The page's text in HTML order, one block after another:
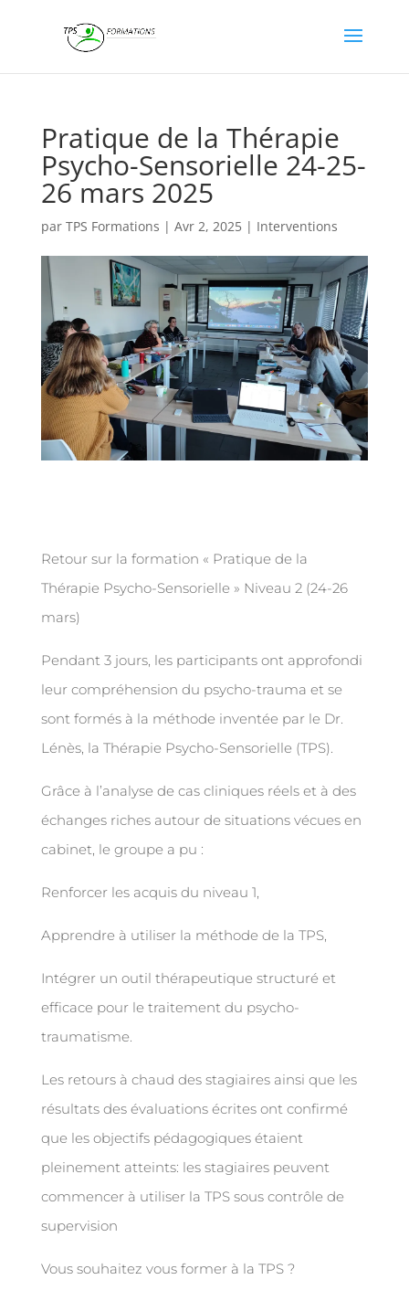
Pratique de la Thérapie
Psycho-Sensorielle 24-25-
26 mars 2025
par TPS Formations | Avr 2, 2025| Interventions
Retour sur la formation « Pratique de la
Thérapie Psycho-Sensorielle » Niveau 2 (24-26
mars)
Pendant 3 jours, les participants ont approfondi
leur compréhension du psycho-trauma et se
sont formés à la méthode inventée par le Dr.
Lénès, la Thérapie Psycho-Sensorielle (TPS).
Grâce à l’analyse de cas cliniques réels et à des
échanges riches autour de situations vécues en
cabinet, le groupe a pu :
Renforcer les acquis du niveau 1,
Apprendre à utiliser la méthode de la TPS,
Intégrer un outil thérapeutique structuré et
efficace pour le traitement du psycho-
traumatisme.
Les retours à chaud des stagiaires ainsi que les
résultats des évaluations écrites ont confirmé
que les objectifs pédagogiques étaient
pleinement atteints: les stagiaires peuvent
commencer à utiliser la TPS sous contrôle de
supervision
Vous souhaitez vous former à la TPS ?